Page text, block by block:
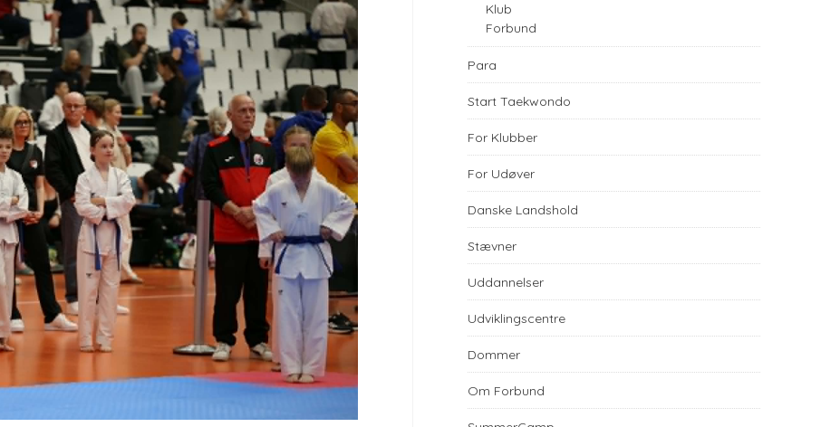
Klub
Forbund
Para
Start Taekwondo
For Klubber
For Udøver
Danske Landshold
Stævner
Uddannelser
Udviklingscentre
Dommer
Om Forbund